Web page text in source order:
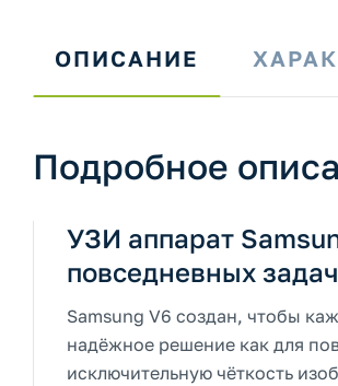
ОПИСАНИЕ
Подробное
УЗИ аппарат
повседневных задач
Samsung V6 создан, чтобы
надёжное решение как для
исключительную чёткость